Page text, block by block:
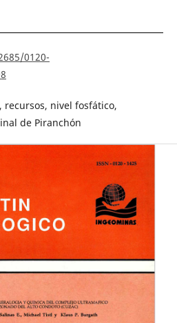
0120-
recursos, nivel fosfático,
de Piranchón